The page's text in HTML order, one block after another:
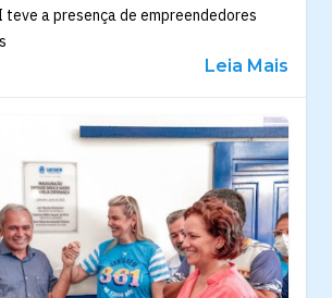
teve a presença de empreendedores
Leia Mais